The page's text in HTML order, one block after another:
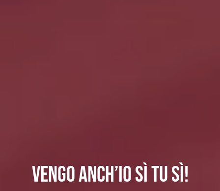
Vengo anch’io sì tu sì!